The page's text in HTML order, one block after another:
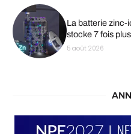
La batterie zinc-
stocke 7 fois
5 août 2026